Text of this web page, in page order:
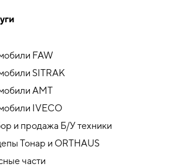
FAW
SITRAK
АМТ
IVECO
и продажа Б/У техники
Тонар и ORTHAUS
части